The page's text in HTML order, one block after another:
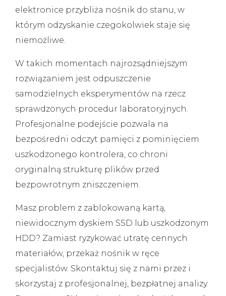
elektronice przybliża nośnik do stanu, w
którym odzyskanie czegokolwiek staje się
niemożliwe.
W takich momentach najrozsądniejszym
rozwiązaniem jest odpuszczenie
samodzielnych eksperymentów na rzecz
sprawdzonych procedur laboratoryjnych.
Profesjonalne podejście pozwala na
bezpośredni odczyt pamięci z pominięciem
uszkodzonego kontrolera, co chroni
oryginalną strukturę plików przed
bezpowrotnym zniszczeniem.
Masz problem z zablokowaną kartą,
niewidocznym dyskiem SSD lub uszkodzonym
HDD? Zamiast ryzykować utratę cennych
materiałów, przekaż nośnik w ręce
specjalistów. Skontaktuj się z nami przez i
skorzystaj z profesjonalnej, bezpłatnej analizy.